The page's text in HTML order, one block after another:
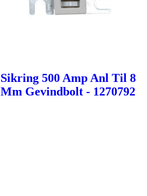
Sikring 500 Amp Anl Til 8
Mm Gevindbolt - 1270792